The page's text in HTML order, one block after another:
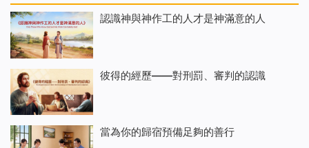
認識神與神作工的人才是神滿意的人
彼得的經歷——對刑罰、審判的認識
當為你的歸宿預備足夠的善行